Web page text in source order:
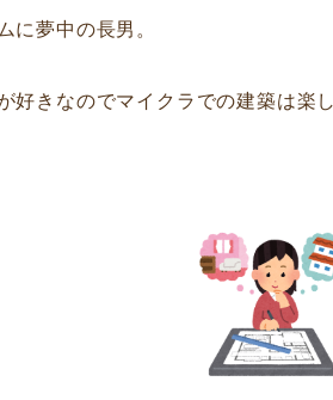
に夢中の長男。
好きなのでマイクラでの建築は楽